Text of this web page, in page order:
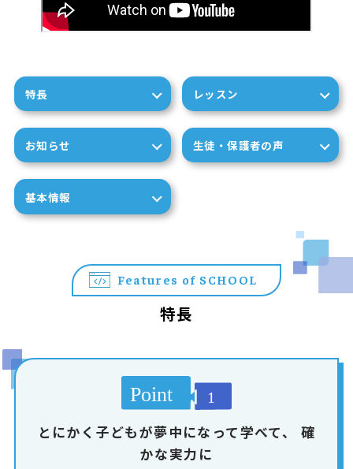
特長 レッスン
お知らせ 生徒・保護者の声
基本情報
Features of SCHOOL
特長
とにかく子どもが夢中になって学べて、
確
かな実力に